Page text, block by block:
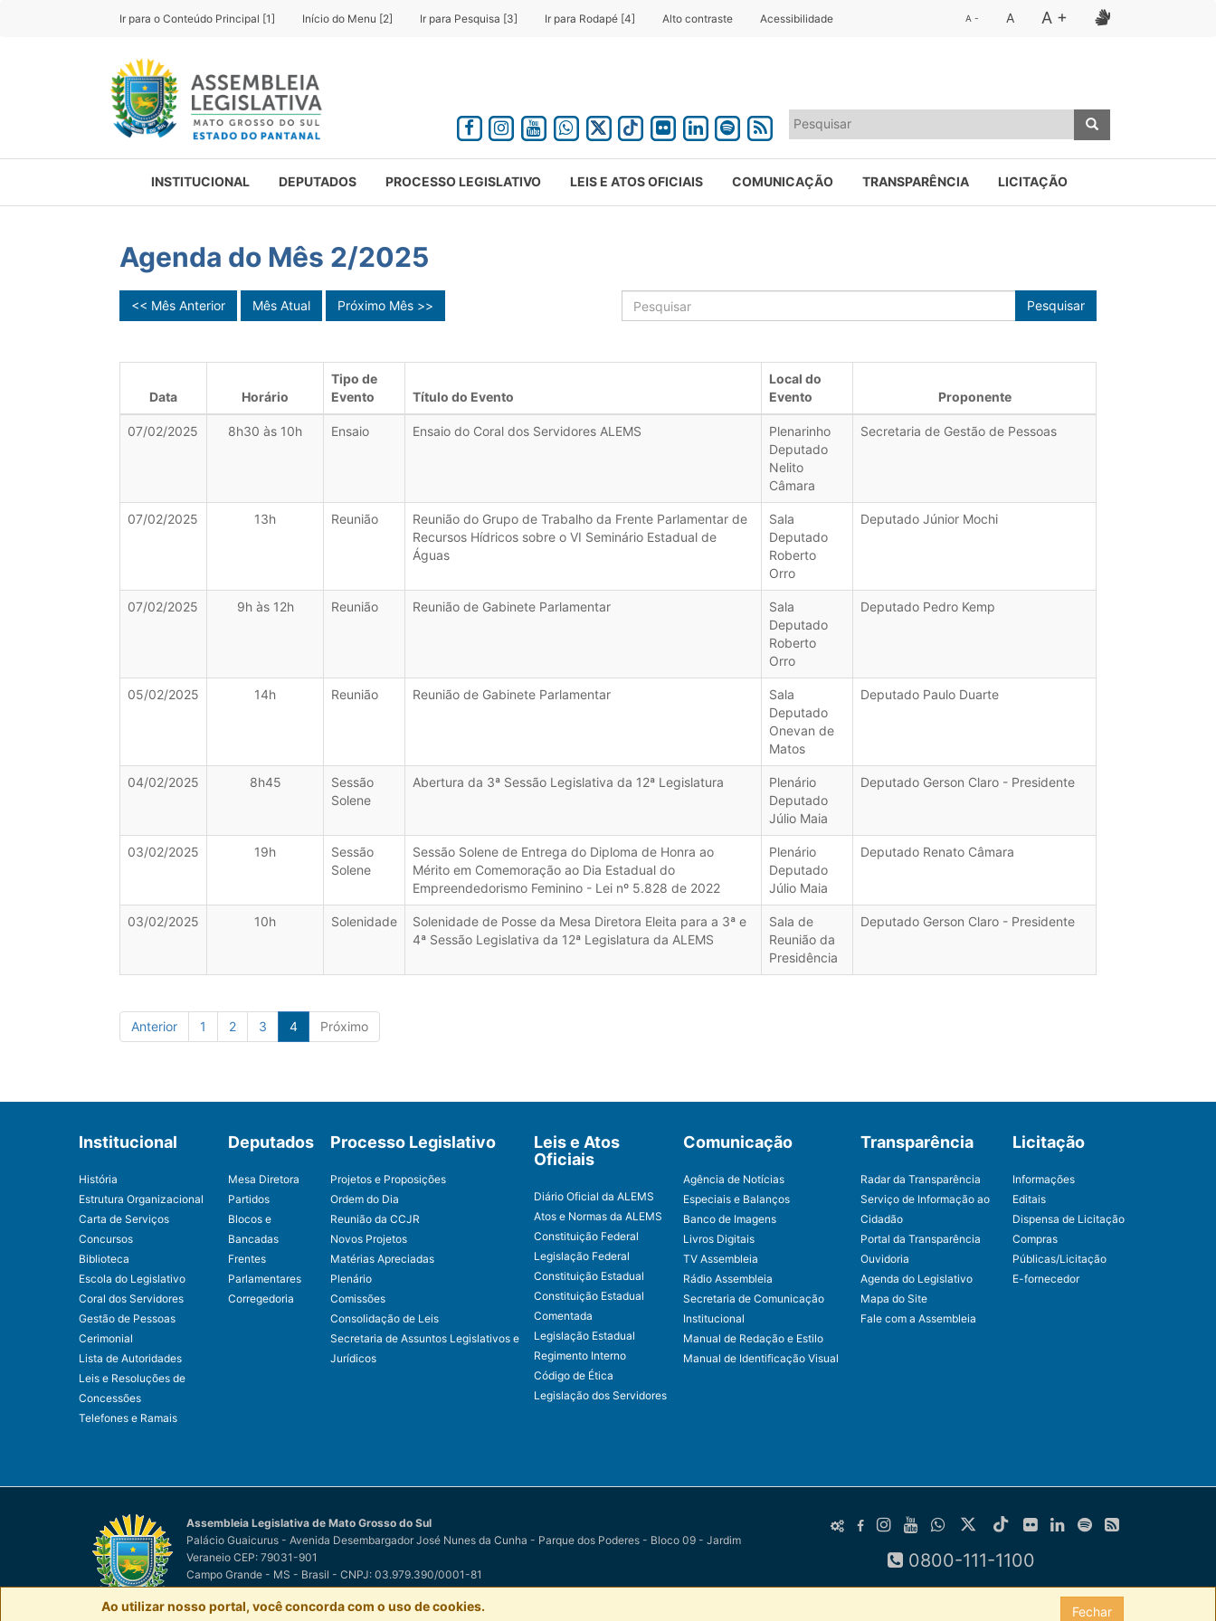
Ir para o Conteúdo Principal [1] Início do Menu [2] Ir para Pesquisa [3] Ir para Rodapé [4] Alto contraste Acessibilidade A - A A +
INSTITUCIONAL DEPUTADOS PROCESSO LEGISLATIVO LEIS E ATOS OFICIAIS COMUNICAÇÃO TRANSPARÊNCIA LICITAÇÃO
Agenda do Mês 2/2025
Pesquisar
<< Mês Anterior Mês Atual Próximo Mês >>
Data Horário
Tipo de
Evento
Título do Evento
Local do
Evento
Proponente
07/02/2025 8h30 às 10h Ensaio Ensaio do Coral dos Servidores ALEMS
Plenarinho
Deputado
Nelito
Câmara
Secretaria de Gestão de Pessoas
07/02/2025 13h Reunião
Reunião do Grupo de Trabalho da Frente Parlamentar de
Recursos Hídricos sobre o VI Seminário Estadual de
Águas
Sala
Deputado
Roberto
Orro
Deputado Júnior Mochi
07/02/2025 9h às 12h Reunião Reunião de Gabinete Parlamentar
Sala
Deputado
Roberto
Orro
Deputado Pedro Kemp
05/02/2025 14h Reunião Reunião de Gabinete Parlamentar
Sala
Deputado
Onevan de
Matos
Deputado Paulo Duarte
04/02/2025 8h45
Sessão
Solene
Abertura da 3ª Sessão Legislativa da 12ª Legislatura
Plenário
Deputado
Júlio Maia
Deputado Gerson Claro - Presidente
03/02/2025 19h
Sessão
Solene
Sessão Solene de Entrega do Diploma de Honra ao
Mérito em Comemoração ao Dia Estadual do
Empreendedorismo Feminino - Lei nº 5.828 de 2022
Plenário
Deputado
Júlio Maia
Deputado Renato Câmara
03/02/2025 10h Solenidade
Solenidade de Posse da Mesa Diretora Eleita para a 3ª e
4ª Sessão Legislativa da 12ª Legislatura da ALEMS
Sala de
Reunião da
Presidência
Deputado Gerson Claro - Presidente
Anterior 1 2 3 4 Próximo
Institucional
História
Estrutura Organizacional
Carta de Serviços
Concursos
Biblioteca
Escola do Legislativo
Coral dos Servidores
Gestão de Pessoas
Cerimonial
Lista de Autoridades
Leis e Resoluções de
Concessões
Telefones e Ramais
Deputados
Mesa Diretora
Partidos
Blocos e
Bancadas
Frentes
Parlamentares
Corregedoria
Processo Legislativo
Projetos e Proposições
Ordem do Dia
Reunião da CCJR
Novos Projetos
Matérias Apreciadas
Plenário
Comissões
Consolidação de Leis
Secretaria de Assuntos Legislativos e
Jurídicos
Leis e Atos
Oficiais
Diário Oficial da ALEMS
Atos e Normas da ALEMS
Constituição Federal
Legislação Federal
Constituição Estadual
Constituição Estadual
Comentada
Legislação Estadual
Regimento Interno
Código de Ética
Legislação dos Servidores
Comunicação
Agência de Notícias
Especiais e Balanços
Banco de Imagens
Livros Digitais
TV Assembleia
Rádio Assembleia
Secretaria de Comunicação
Institucional
Manual de Redação e Estilo
Manual de Identificação Visual
Transparência
Radar da Transparência
Serviço de Informação ao
Cidadão
Portal da Transparência
Ouvidoria
Agenda do Legislativo
Mapa do Site
Fale com a Assembleia
Licitação
Informações
Editais
Dispensa de Licitação
Compras
Públicas/Licitação
E-fornecedor
Assembleia Legislativa de Mato Grosso do Sul
Palácio Guaicurus - Avenida Desembargador José Nunes da Cunha - Parque dos Poderes - Bloco 09 - Jardim
Veraneio CEP: 79031-901
Campo Grande - MS - Brasil - CNPJ: 03.979.390/0001-81
© Assembleia Legislativa de Mato Grosso do SulporEasy Net Tecnologia da Informação
0800-111-1100
Fechar
Ao utilizar nosso portal, você concorda com o uso de cookies.